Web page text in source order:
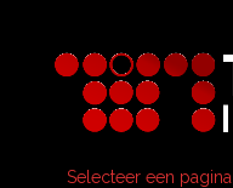
Selecteer een pagina